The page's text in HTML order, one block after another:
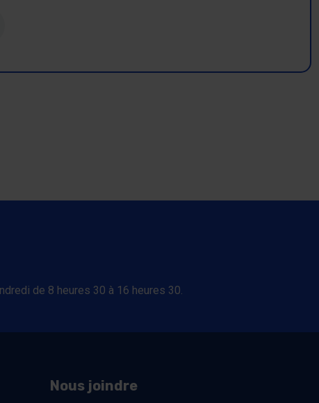
fenêtre)
une nouvelle fenêtre)
de 8 heures 30 à 16 heures 30.
Nous joindre